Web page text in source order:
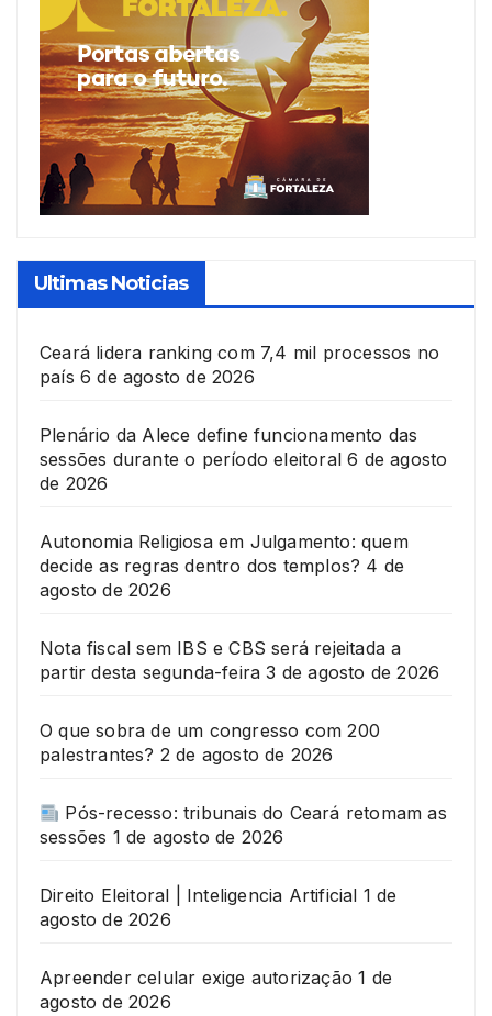
Ultimas Noticias
Ceará lidera ranking com 7,4 mil processos no
país 6 de agosto de 2026
Plenário da Alece define funcionamento das
sessões durante o período eleitoral 6 de agosto
de 2026
Autonomia Religiosa em Julgamento: quem
decide as regras dentro dos templos? 4 de
agosto de 2026
Nota fiscal sem IBS e CBS será rejeitada a
partir desta segunda-feira 3 de agosto de 2026
O que sobra de um congresso com 200
palestrantes? 2 de agosto de 2026
Pós-recesso: tribunais do Ceará retomam as
sessões 1 de agosto de 2026
Direito Eleitoral | Inteligencia Artificial 1 de
agosto de 2026
Apreender celular exige autorização 1 de
agosto de 2026